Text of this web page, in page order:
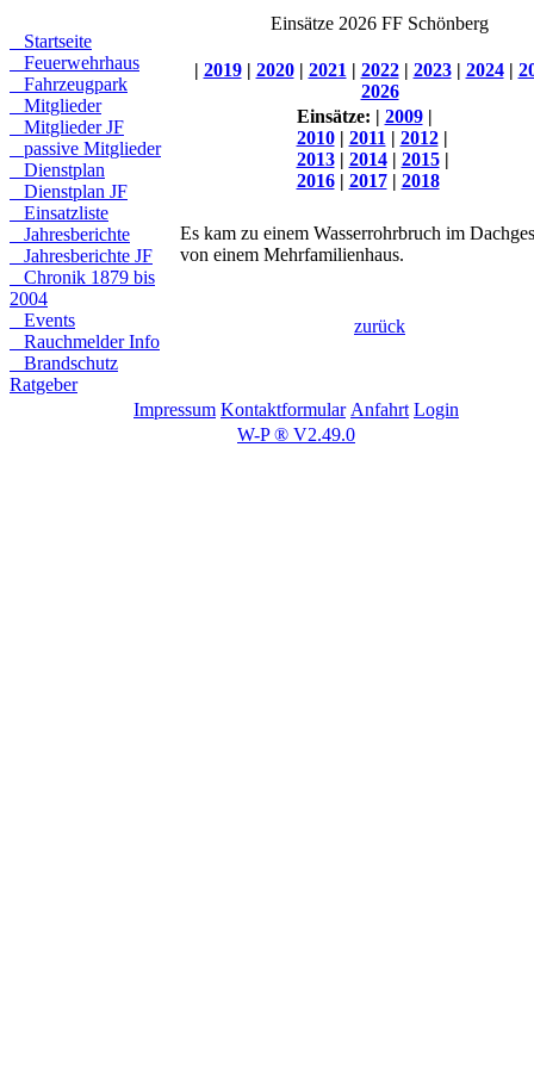
Startseite
Feuerwehrhaus
Fahrzeugpark
Mitglieder
Mitglieder JF
passive Mitglieder
Dienstplan
Dienstplan JF
Einsatzliste
Jahresberichte
Jahresberichte JF
Chronik 1879 bis
2004
Events
Rauchmelder Info
Brandschutz
Ratgeber
Einsätze 2026 FF Schönberg
| 2019| 2020| 2021 | 2022| 2023| 2024|
2026
Einsätze: | 2009|
2010| 2011 | 2012|
2013| 2014| 2015|
2016| 2017| 2018
Es kam zu einem Wasserrohrbruch im
von einem Mehrfamilienhaus.
zurück
Impressum Kontaktformular Anfahrt Login
W-P ® V2.49.0